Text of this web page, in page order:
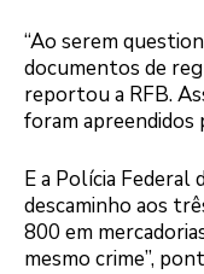
“Ao serem
documentos de
reportou a RFB.
foram apreendidos
E a Polícia
descaminho aos
800 em
mesmo crime”,